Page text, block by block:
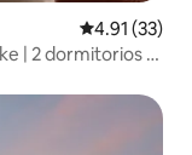
Calificación
4.91 (33)
| 2 dormitorios |